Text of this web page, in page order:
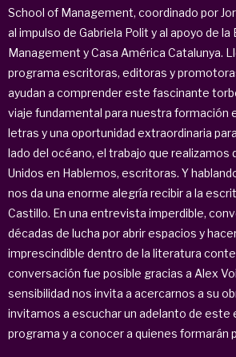
School of Management, coordinado por
al impulso de Gabriela Polit y al apoyo de
Management y Casa América Catalunya.
programa escritoras, editoras y
ayudan a comprender este fascinante
viaje fundamental para nuestra formación
letras y una oportunidad extraordinaria
lado del océano, el trabajo que realizamos
Unidos en Hablemos, escritoras. Y
nos da una enorme alegría recibir a la
Castillo. En una entrevista imperdible,
décadas de lucha por abrir espacios y
imprescindible dentro de la literatura
conversación fue posible gracias a Alex
sensibilidad nos invita a acercarnos a su
invitamos a escuchar un adelanto de este
programa y a conocer a quienes formarán